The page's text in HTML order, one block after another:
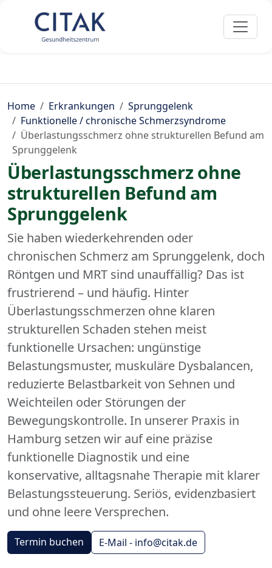
Home Erkrankungen
Sprunggelenk
Funktionelle / chronische Schmerzsyndrome
Überlastungsschmerz ohne strukturellen Befund am
Sprunggelenk
Überlastungsschmerz ohne
strukturellen Befund am
Sprunggelenk
Sie haben wiederkehrenden oder
chronischen Schmerz am Sprunggelenk, doch
Röntgen und MRT sind unauffällig? Das ist
frustrierend – und häufig. Hinter
Überlastungsschmerzen ohne klaren
strukturellen Schaden stehen meist
funktionelle Ursachen: ungünstige
Belastungsmuster, muskuläre Dysbalancen,
reduzierte Belastbarkeit von Sehnen und
Weichteilen oder Störungen der
Bewegungskontrolle. In unserer Praxis in
Hamburg setzen wir auf eine präzise
funktionelle Diagnostik und eine
konservative, alltagsnahe Therapie mit klarer
Belastungssteuerung. Seriös, evidenzbasiert
und ohne leere Versprechen.
Termin buchen E-Mail - info@citak.de